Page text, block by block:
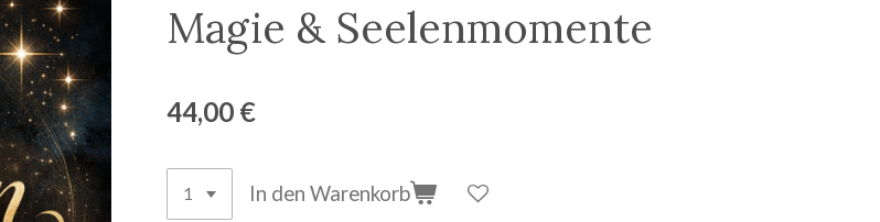
Magie & Seelenmomente
44,00 €
In den Warenkorb